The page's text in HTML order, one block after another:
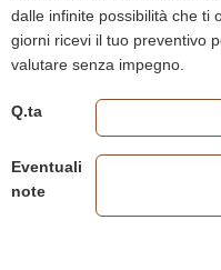
dalle infinite possibilità che ti
giorni ricevi il tuo preventivo
valutare senza impegno.
Q.ta
Eventuali
note